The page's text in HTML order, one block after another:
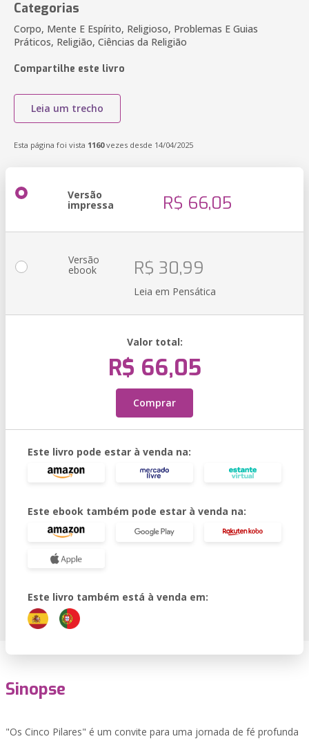
Categorias
Corpo, Mente E Espírito, Religioso, Problemas E Guias
Práticos, Religião, Ciências da Religião
Compartilhe este livro
Leia um trecho
Esta página foi vista 1160vezes desde 14/04/2025
Versão
impressa R$ 66,05
Versão
ebook R$ 30,99
Leia em Pensática
Valor total:
R$ 66,05
Comprar
Este livro pode estar à venda na:
Este ebook também pode estar à venda na:
Este livro também está à venda em:
Sinopse
"Os Cinco Pilares" é um convite para uma jornada de fé profunda